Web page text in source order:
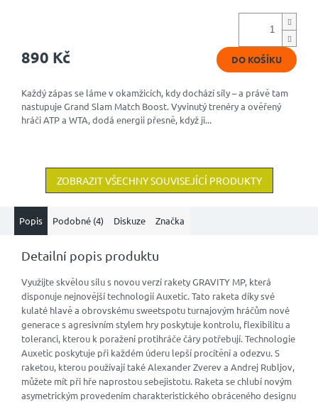
z
hvězdiček.
890 Kč DO KOŠÍKU
Každý zápas se láme v okamžicích, kdy dochází síly – a právě tam
nastupuje Grand Slam Match Boost. Vyvinutý trenéry a ověřený
hráči ATP a WTA, dodá energii přesně, když ji...
ZOBRAZIT VŠECHNY SOUVISEJÍCÍ PRODUKTY
Popis Podobné (4) Diskuze Značka
Detailní popis produktu
Využijte skvělou sílu s novou verzí rakety GRAVITY MP, která
disponuje nejnovější technologií Auxetic. Tato raketa díky své
kulaté hlavě a obrovskému sweetspotu turnajovým hráčům nové
generace s agresivním stylem hry poskytuje kontrolu, flexibilitu a
toleranci, kterou k poražení protihráče čáry potřebují. Technologie
Auxetic poskytuje při každém úderu lepší procítění a odezvu. S
raketou, kterou používají také Alexander Zverev a Andrej Rubljov,
můžete mít při hře naprostou sebejistotu. Raketa se chlubí novým
asymetrickým provedením charakteristického obráceného designu